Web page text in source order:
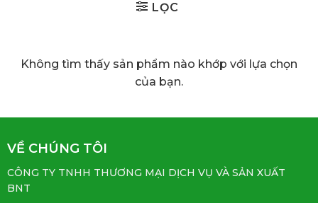
LỌC
Không tìm thấy sản phẩm nào khớp với lựa chọn
của bạn.
VỀ CHÚNG TÔI
CÔNG TY TNHH THƯƠNG MẠI DỊCH VỤ VÀ SẢN XUẤT
BNT